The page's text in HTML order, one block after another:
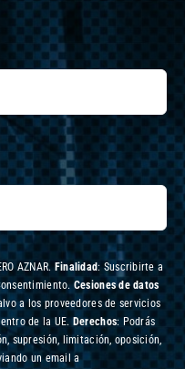
AZNAR. Finalidad: Suscribirte a
Cesiones de datos
a los proveedores de servicios
de la UE. Derechos: Podrás
supresión, limitación, oposición,
un email a